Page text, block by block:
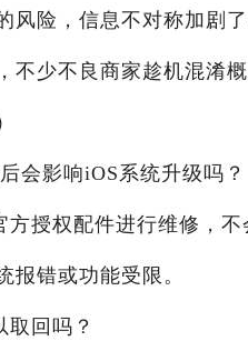
风险，信息不对称加剧
不少不良商家趁机混淆
会影响iOS系统升级吗？
授权配件进行维修，
报错或功能受限。
取回吗？